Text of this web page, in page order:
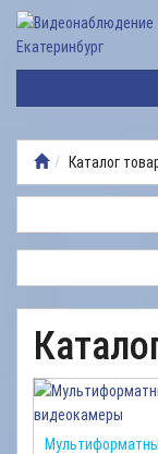
ТОВАРОВ
МОНТАЖ
РЕМОНТ
ДОСТАВКА
РАБОТЫ
Каталог